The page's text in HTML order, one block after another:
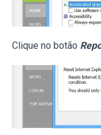
Clique no botão